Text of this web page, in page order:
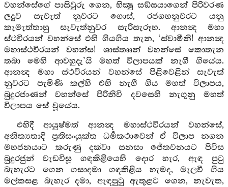
වහන්සේගේ පාසිවුරු ගෙන, භික්‍ෂු සඞ්ඝයාගෙන් පිරිවරණ
ලදුව සැවැත් නුවරට ගොස්, රජගහනුවරට යනු
කැමැත්තාහු සැවැත්නුවර සැරිසැරූහ. ආනන්‍ද මහා
ස්ථවිරයන් වහන්සේ එහි ගියගිය තැන, ‘ස්වාමීනි! ආනන්‍ද
මහාස්ථවිරයන් වහන්ස! ශාස්තෲන් වහන්සේ කොතැන
තබා මෙහි ආවහුදැ’යි මහත් විලාපයක් නැගී ගියේය.
ආනන්‍ද මහා ස්ථවිරයන් වහන්සේ පිළිවෙළින් සැවැත්
නුවරට පැමිණි කල්හි එහි නැගී ගිය මහත් විලාපය,
බුදුරජාණන් වහන්සේ පිරිනිවි දවසෙහි නැගුනු මහත්
විලාපය සේ වූයේය.
එහිදී ආයුෂ්මත් ආනන්‍ද මහාස්ථවිරයන් වහන්සේ,
අනිත්‍යතාදි ප්‍රතිසංයුක්ත ධර්‍මකථාවෙන් ඒ විලාප නගන
මහජනයාට කරුණු දක්වා සනසා ජේතවනයට පිවිස
බුදුරජුන් වැඩවිසූ ගඳකිළියෙහි දොර හැර, ඇඳ පුටු
බැහැරට ගෙන ගසාදමා ගඳකිළිය හැමද, මැලවී ගිය
මල්කසළ බැහැර දමා, ඇඳපුටු ඇතුළට ගෙන, නැවැත,